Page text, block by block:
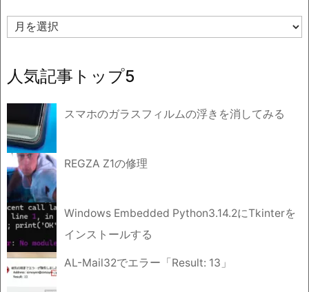
ア
ー
ブ
人気記事トップ5
スマホのガラスフィルムの浮きを消してみる
REGZA Z1の修理
Windows Embedded Python3.14.2にTkinterを
インストールする
AL-Mail32でエラー「Result: 13」